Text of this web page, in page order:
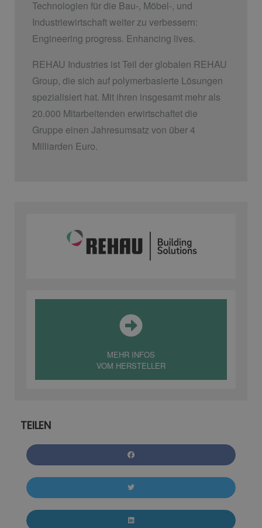
Technologien für die Bau-, Möbel-, und
Industriewirtschaft weiter zu verbessern:
Engineering progress. Enhancing lives.
REHAU Industries ist Teil der globalen REHAU
Group, die sich auf polymerbasierte Lösungen
spezialisiert hat. Mit ihren insgesamt mehr als
20.000 Mitarbeitenden erwirtschaftet die
Gruppe einen Jahresumsatz von über 4
Milliarden Euro.
MEHR INFOS
VOM HERSTELLER
TEILEN